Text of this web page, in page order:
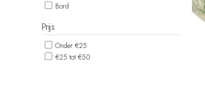
Bord
Prijs
Onder €25
€25 tot €50